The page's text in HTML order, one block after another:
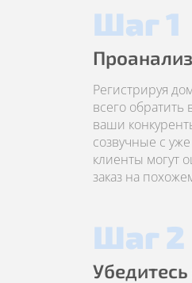
Шаг 1
Регистрируя
всего
ваши
созвучные с
клиенты могут
заказ на
Шаг 2